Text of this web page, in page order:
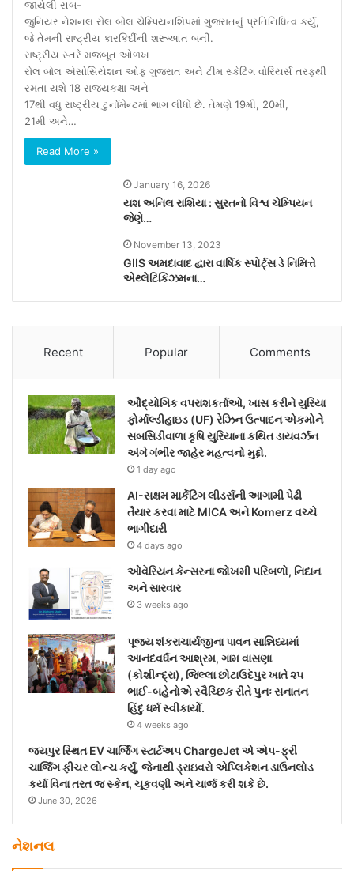
જાયેલી સબ-
જુનિયર નેશનલ રોલ બોલ ચેમ્પિયનશિપમાં ગુજરાતનું પ્રતિનિધિત્વ કર્યું,
જે તેમની રાષ્ટ્રીય કારકિર્દીની શરૂઆત બની.
રાષ્ટ્રીય સ્તરે મજબૂત ઓળખ
રોલ બોલ એસોસિયેશન ઓફ ગુજરાત અને ટીમ સ્કેટિંગ વોરિયર્સ તરફથી
રમતા યશે 18 રાજ્યકક્ષા અને
17થી વધુ રાષ્ટ્રીય ટુર્નામેન્ટમાં ભાગ લીધો છે. તેમણે 19મી, 20મી,
21મી અને…
Read More »
January 16, 2026
યશ અનિલ રાશિયા : સુરતનો વિશ્વ ચેમ્પિયન
જેણે…
November 13, 2023
GIIS અમદાવાદ દ્વારા વાર્ષિક સ્પોર્ટ્સ ડે નિમિત્તે
એથ્લેટિકિઝમના…
Recent Popular Comments
ઔદ્યોગિક વપરાશકર્તાઓ, ખાસ કરીને યુરિયા
ફોર્માલ્ડીહાઇડ (UF) રેઝિન ઉત્પાદન એકમોને
સબસિડીવાળા કૃષિ યુરિયાના કથિત ડાયવર્ઝન
અંગે ગંભીર જાહેર મહત્વનો મુદ્દો.
1 day ago
AI-સક્ષમ માર્કેટિંગ લીડર્સની આગામી પેઢી
તૈયાર કરવા માટે MICA અને Komerz વચ્ચે
ભાગીદારી
4 days ago
ઓવેરિયન કેન્સરના જોખમી પરિબળો, નિદાન
અને સારવાર
3 weeks ago
પૂજ્ય શંકરાચાર્યજીના પાવન સાન્નિધ્યમાં
આનંદવર્ધન આશ્રમ, ગામ વાસણા
(કોશીન્દ્રા), જિલ્લા છોટાઉદેપુર ખાતે ૨૫
ભાઈ-બહેનોએ સ્વૈચ્છિક રીતે પુનઃ સનાતન
હિંદુ ધર્મ સ્વીકાર્યો.
4 weeks ago
જયપુર સ્થિત EV ચાર્જિંગ સ્ટાર્ટઅપ ChargeJet એ એપ-ફ્રી
ચાર્જિંગ ફીચર લોન્ચ કર્યું, જેનાથી ડ્રાઇવરો એપ્લિકેશન ડાઉનલોડ
કર્યા વિના તરત જ સ્કેન, ચૂકવણી અને ચાર્જ કરી શકે છે.
June 30, 2026
નેશનલ